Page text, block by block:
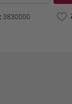
3830000